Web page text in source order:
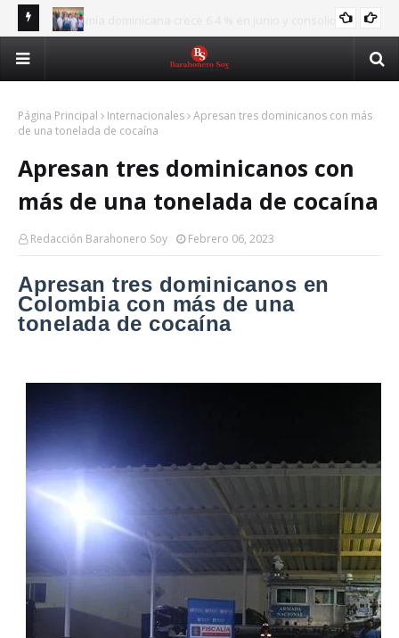
UASD recibe la antorcha de los XXV Juegos
Centroamericanos y del Caribe y reafirma su respaldo al
Página Principal Internacionales Apresan tres dominicanos con más
de una tonelada de cocaína
Apresan tres dominicanos con
más de una tonelada de cocaína
Redacción Barahonero Soy Febrero 06, 2023
Apresan tres dominicanos en
Colombia con más de una
tonelada de cocaína